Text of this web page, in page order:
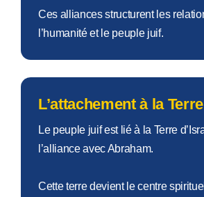
Ces alliances structurent les
l’humanité et le peuple juif.
L’attachement à la Terre
Le peuple juif est lié à la Terre
l’alliance avec Abraham.
Cette terre devient le centre